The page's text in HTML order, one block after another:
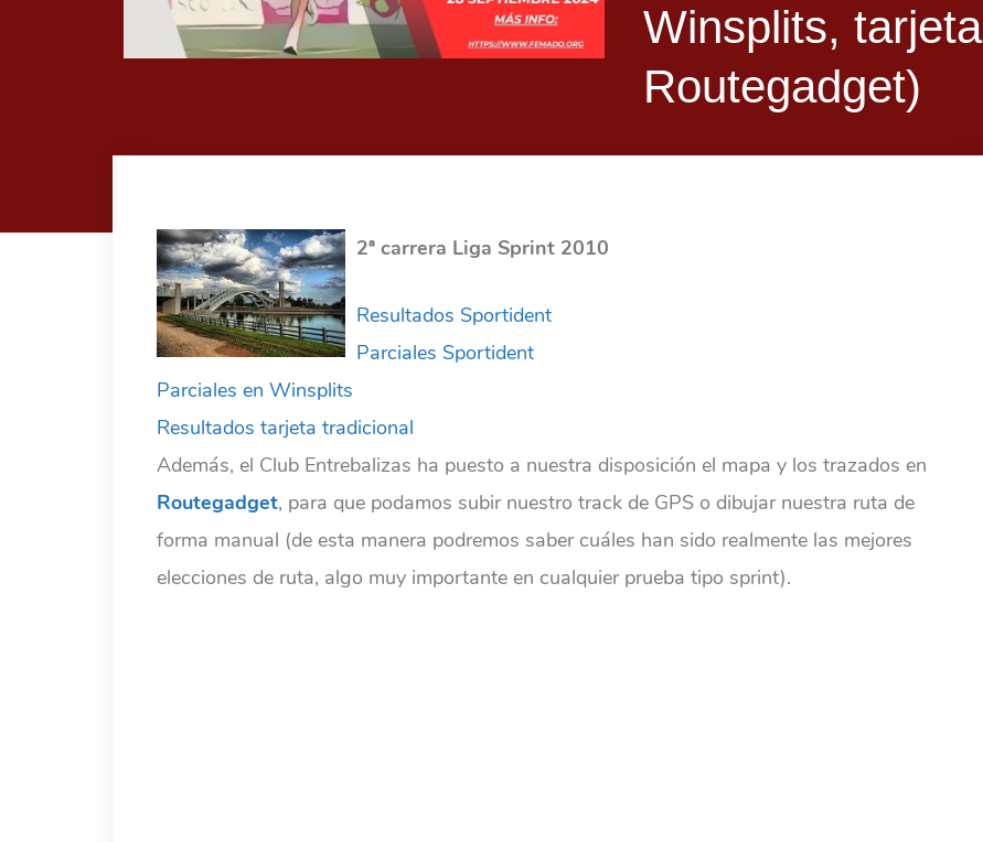
Winsplits,
Routegadget)
2ª carrera Liga Sprint 2010
Resultados Sportident
Parciales Sportident
Parciales en Winsplits
Resultados tarjeta tradicional
Además, el Club Entrebalizas ha puesto a nuestra disposición el mapa y los trazados en
Routegadget, para que podamos subir nuestro track de GPS o dibujar nuestra ruta de
forma manual (de esta manera podremos saber cuáles han sido realmente las mejores
elecciones de ruta, algo muy importante en cualquier prueba tipo sprint).